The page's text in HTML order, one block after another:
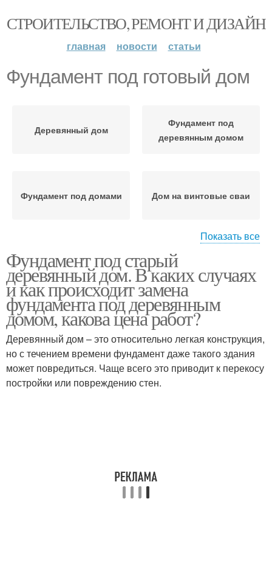
СТРОИТЕЛЬСТВО, РЕМОНТ И ДИЗАЙН
главная новости статьи
Фундамент под готовый дом
Деревянный дом
Фундамент под
деревянным домом
Фундамент под домами Дом на винтовые сваи
Фундамент на винтовые
сваи
Показать все
Фундамент под старый
деревянный дом. В каких случаях
и как происходит замена
фундамента под деревянным
домом, какова цена работ?
Деревянный дом – это относительно легкая конструкция,
но с течением времени фундамент даже такого здания
может повредиться. Чаще всего это приводит к перекосу
постройки или повреждению стен.